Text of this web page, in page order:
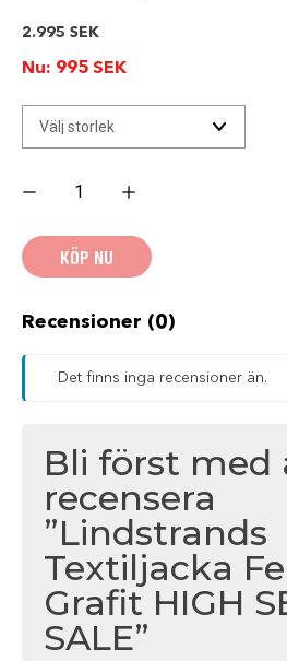
2.995 SEK
Nu: 995 SEK
Textiljacka
HIGH
SEASON
SALE
KÖP NU
Recensioner (0)
Det finns inga recensioner än.
Bli först med
recensera
”Lindstrands
Textiljacka
Grafit HIGH
SALE”